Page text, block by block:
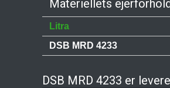
Materiellets
Litra
DSB MRD 4233
DSB MRD 4233 er